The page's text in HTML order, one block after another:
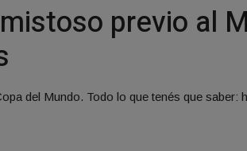
previo al
del Mundo. Todo lo que tenés que saber: